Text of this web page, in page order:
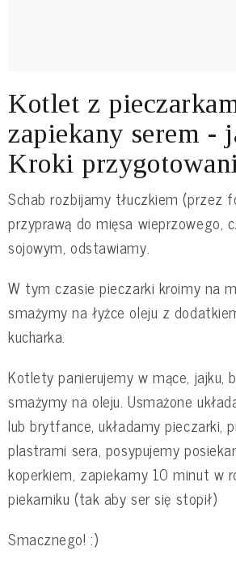
Kotlet z
zapiekany serem -
Kroki
Schab rozbijamy tłuczkiem (przez
przyprawą do mięsa wieprzowego,
sojowym, odstawiamy.
W tym czasie pieczarki kroimy na
smażymy na łyżce oleju z
kucharka.
Kotlety panierujemy w mące, jajku,
smażymy na oleju. Usmażone
lub brytfance, układamy pieczarki,
plastrami sera, posypujemy
koperkiem, zapiekamy 10 minut w
piekarniku (tak aby ser się stopił)
Smacznego! :)